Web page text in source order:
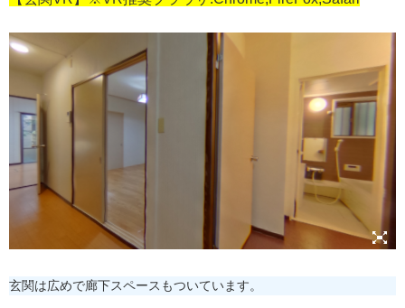
玄関は広めで廊下スペースもついています。